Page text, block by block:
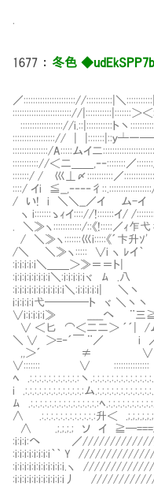
1677 ： 冬色
／:::::::::::::::::::::://:::::::::::|＼
::::::::::::::::::::::::://
:::::::::::::::::://i.::|:::::::::::ト
::::::::::::::::::// | |:::::::|::ｙ┴一
:::::::::::::::/A:::::ムイ二
::::::::::://＜二＿＿,‐‐::::::::／
:::::::/ / 巛⊥〆:::::::::::／
::::/ イi ≦__,‐‐‐‐彳
/ い! i ＼＼__／イ ム-イ /
ヽ i:::::::ゝｨイ:::://!:::::::イ/ /:::::::::
. ＼≫ヽ::::::::::::/::《!:::::／ｨ乍
/ ＼≫ヽ:::::::巛i:::::《´卞升ｿ'
/＼ ＼≫ヽ::::: ∨i ヽ ﾚイ
:i:i:i:i:i＼＿＿＞≫＝＝ト
:i:i:i:i:i:i:i:i＼:i:i:i:i:iヾ ﾑ .
:i:i:i:i:i:i:i:i:i:i:i＼:i:i:i:i:i| ＼
i:i:i:i:i弋────ト ヾ ＼丶丶
∨i:i:i:i:i≫ _____へ ¨三
∨ ＜匕 ⌒＜二二＞ ´´| /
＼ ∨ ＞=‐´￣ ¨／ i ／ /
,,＞´ ≠ ∨
∨::::::: ∨ :::::::::::::::
ﾍ .:.:.:.:.:.:.:.:.:.:.:丶
i .:.:.:.:.:.:.:.:.:.:.:.:.:ム
ﾑ .:.:.:.:.:.:.:.:.:.:.:.:.:.:.:ﾍ
∧ .:.:.:.:.:.:.:.:.:.:.:.:升＜
∧ .;.;.;.; ソ イ ≧─===ｚ
:i:i:i:へ ／////////////////ミﾐ
:i:i:i:i:i:i:i:i｀｀ Y
:i:i:i:i:i:i:i:i:i:i:i.ヽ
:i:i:i:i:i:i:i:i:i:i:i丿 ////////////////